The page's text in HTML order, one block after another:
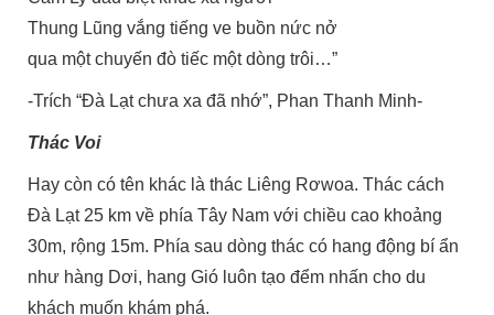
Thung Lũng vắng tiếng ve buồn nức nở
qua một chuyến đò tiếc một dòng trôi…”
-Trích “Đà Lạt chưa xa đã nhớ”, Phan Thanh Minh-
Thác Voi
Hay còn có tên khác là thác Liêng Rơwoa. Thác cách
Đà Lạt 25 km về phía Tây Nam với chiều cao khoảng
30m, rộng 15m. Phía sau dòng thác có hang động bí ẩn
như hàng Dơi, hang Gió luôn tạo đểm nhấn cho du
khách muốn khám phá.